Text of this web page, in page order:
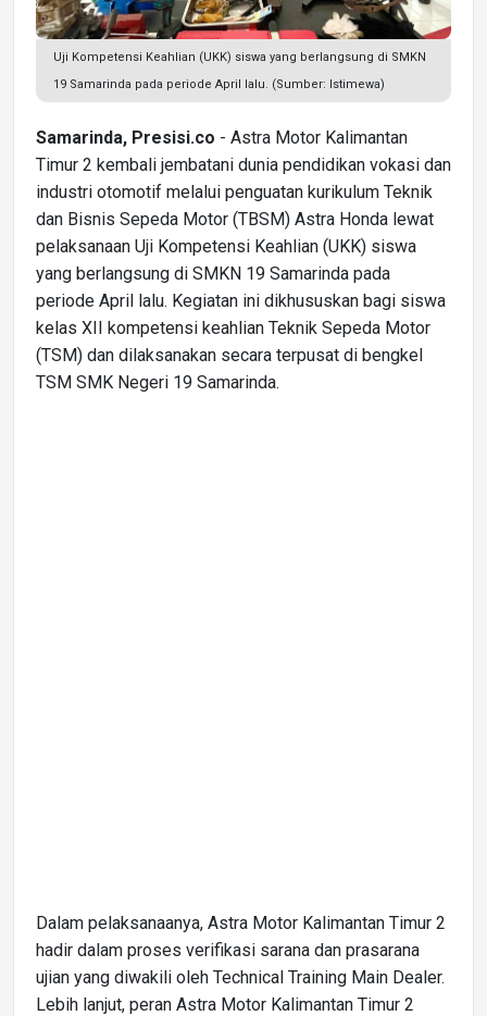
Uji Kompetensi Keahlian (UKK) siswa yang berlangsung di SMKN
19 Samarinda pada periode April lalu. (Sumber: Istimewa)
Samarinda, Presisi.co - Astra Motor Kalimantan
Timur 2 kembali jembatani dunia pendidikan vokasi dan
industri otomotif melalui penguatan kurikulum Teknik
dan Bisnis Sepeda Motor (TBSM) Astra Honda lewat
pelaksanaan Uji Kompetensi Keahlian (UKK) siswa
yang berlangsung di SMKN 19 Samarinda pada
periode April lalu. Kegiatan ini dikhususkan bagi siswa
kelas XII kompetensi keahlian Teknik Sepeda Motor
(TSM) dan dilaksanakan secara terpusat di bengkel
TSM SMK Negeri 19 Samarinda.
Dalam pelaksanaanya, Astra Motor Kalimantan Timur 2
hadir dalam proses verifikasi sarana dan prasarana
ujian yang diwakili oleh Technical Training Main Dealer.
Lebih lanjut, peran Astra Motor Kalimantan Timur 2